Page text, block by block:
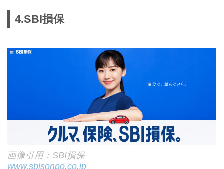
4.SBI損保
画像引用：SBI損保
www.sbisonpo.co.jp